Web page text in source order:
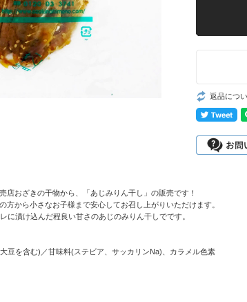
返品につ
店おざきの干物から、「あじみりん干し」の販売です！
方から小さなお子様まで安心してお召し上がりいただけます。
に漬け込んだ程良い甘さのあじのみりん干しでです。
豆を含む)／甘味料(ステビア、サッカリンNa)、カラメル色素